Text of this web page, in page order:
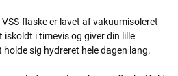
flaske er lavet af vakuumisoleret
i timevis og giver din lille
sig hydreret hele dagen lang.